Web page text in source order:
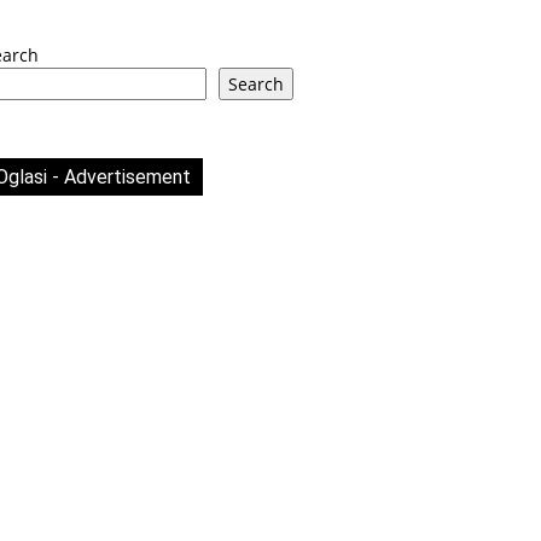
Search
- Advertisement